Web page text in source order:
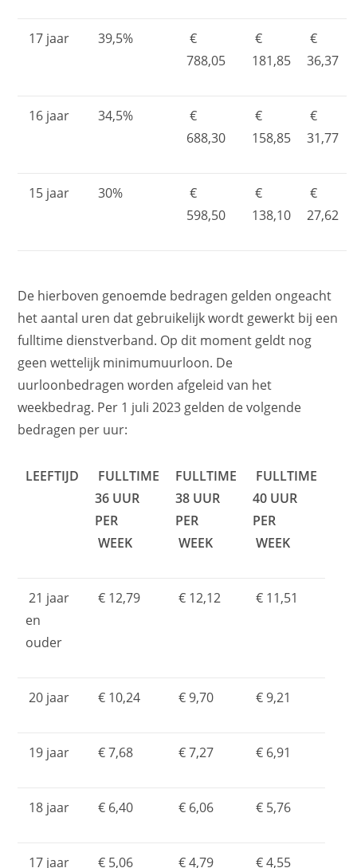
17 jaar 39,5%
€
788,05
€
181,85
€
36,37
16 jaar 34,5%
€
688,30
€
158,85
€
31,77
15 jaar 30%
€
598,50
€
138,10
€
27,62
De hierboven genoemde bedragen gelden ongeacht
het aantal uren dat gebruikelijk wordt gewerkt bij een
fulltime dienstverband. Op dit moment geldt nog
geen wettelijk minimumuurloon. De
uurloonbedragen worden afgeleid van het
weekbedrag. Per 1 juli 2023 gelden de volgende
bedragen per uur:
LEEFTIJD
FULLTIME
36 UUR
PER
WEEK
FULLTIME
38 UUR
PER
WEEK
FULLTIME
40 UUR
PER
WEEK
21 jaar
en
ouder
€ 12,79 € 12,12 € 11,51
20 jaar € 10,24 € 9,70 € 9,21
19 jaar € 7,68 € 7,27 € 6,91
18 jaar € 6,40 € 6,06 € 5,76
17 jaar € 5,06 € 4,79 € 4,55